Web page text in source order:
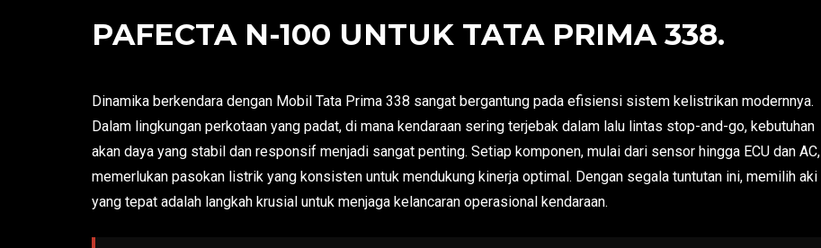
PAFECTA N-100 UNTUK TATA PRIMA 338.
Dinamika berkendara dengan Mobil Tata Prima 338 sangat bergantung pada efisiensi sistem kelistrikan modernnya.
Dalam lingkungan perkotaan yang padat, di mana kendaraan sering terjebak dalam lalu lintas stop-and-go, kebutuhan
akan daya yang stabil dan responsif menjadi sangat penting. Setiap komponen, mulai dari sensor hingga ECU dan AC,
memerlukan pasokan listrik yang konsisten untuk mendukung kinerja optimal. Dengan segala tuntutan ini, memilih aki
yang tepat adalah langkah krusial untuk menjaga kelancaran operasional kendaraan.